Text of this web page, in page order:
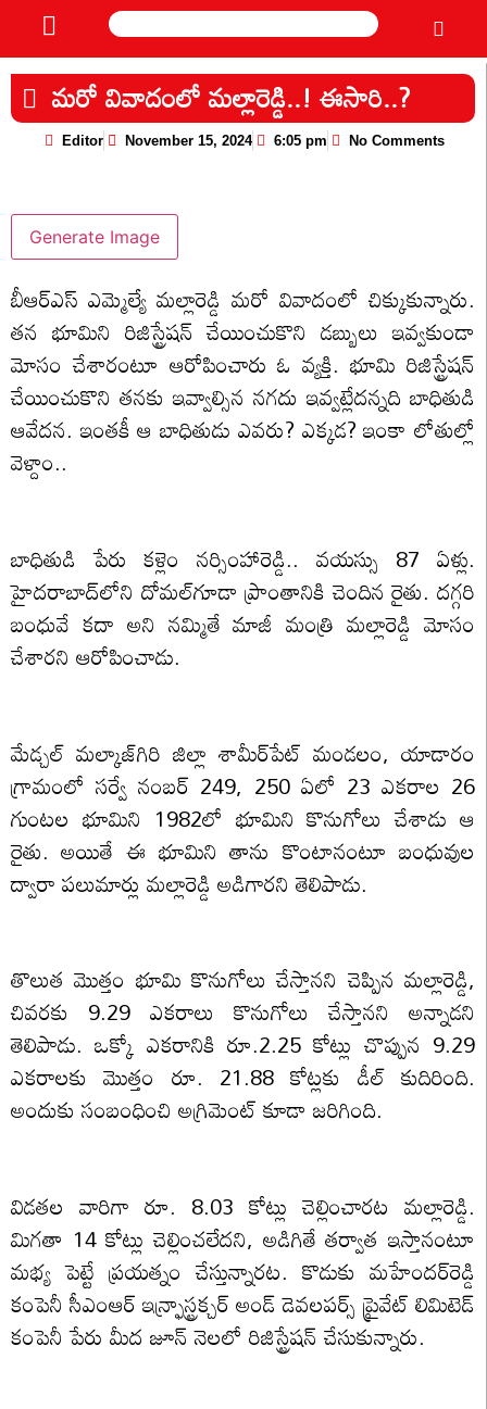
మరో వివాదంలో మల్లారెడ్డి..! ఈసారి..?
Editor November 15, 2024 6:05 pm No Comments
Generate Image
బీఆర్‌ఎస్ ఎమ్మెల్యే మల్లారెడ్డి మరో వివాదంలో చిక్కుకున్నారు.
తన భూమిని రిజిస్ట్రేషన్ చేయించుకొని డబ్బులు ఇవ్వకుండా
మోసం చేశారంటూ ఆరోపించారు ఓ వ్యక్తి. భూమి రిజిస్ట్రేషన్
చేయించుకొని తనకు ఇవ్వాల్సిన నగదు ఇవ్వట్లేదన్నది బాధితుడి
ఆవేదన. ఇంతకీ ఆ బాధితుడు ఎవరు? ఎక్కడ? ఇంకా లోతుల్లో
వెళ్దాం..
బాధితుడి పేరు కళ్లెం నర్సింహా‌రెడ్డి.. వయస్సు 87 ఏళ్లు.
హైదరాబాద్‌లోని దోమల్‌గూడా ప్రాంతానికి చెందిన రైతు. దగ్గరి
బంధువే కదా అని నమ్మితే మాజీ మంత్రి మల్లారెడ్డి మోసం
చేశారని ఆరోపించాడు.
మేడ్చల్ మల్కాజ్‌గిరి జిల్లా శామీర్‌పేట్ మండలం, యాడారం
గ్రామంలో సర్వే నంబర్ 249, 250 ఏలో 23 ఎకరాల 26
గుంటల భూమిని 1982లో భూమిని కొనుగోలు చేశాడు ఆ
రైతు. అయితే ఈ భూమిని తాను కొంటానంటూ బంధువుల
ద్వారా పలుమార్లు మల్లారెడ్డి అడిగారని తెలిపాడు.
తొలుత మొత్తం భూమి కొనుగోలు చేస్తానని చెప్పిన మల్లారెడ్డి,
చివరకు 9.29 ఎకరాలు కొనుగోలు చేస్తానని అన్నాడని
తెలిపాడు. ఒక్కో ఎకరానికి రూ.2.25 కోట్లు చొప్పున 9.29
ఎకరాలకు మొత్తం రూ. 21.88 కోట్లకు డీల్ కుదిరింది.
అందుకు సంబంధించి అగ్రిమెంట్ కూడా జరిగింది.
విడతల వారిగా రూ. 8.03 కోట్లు చెల్లించారట మల్లారెడ్డి.
మిగతా 14 కోట్లు చెల్లించలేదని, అడిగితే తర్వాత ఇస్తానంటూ
మభ్య పెట్టే ప్రయత్నం చేస్తున్నారట. కొడుకు మహేందర్‌రెడ్డి
కంపెనీ సీఎంఆర్ ఇన్ఫ్రాస్ట్రక్చర్ అండ్ డెవలపర్స్ ప్రైవేట్ లిమిటెడ్
కంపెనీ పేరు మీద జూన్ నెలలో రిజిస్ట్రేషన్ చేసుకున్నారు.